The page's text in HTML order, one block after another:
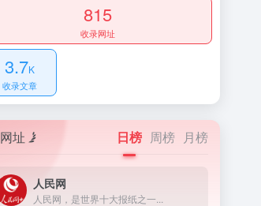
815
收录网址
3.7K
收录文章
网址 日榜 周榜 月榜
人民网
人民网，是世界十大报纸之一...